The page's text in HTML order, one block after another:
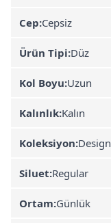
Cep:Cepsiz
Ürün Tipi:Düz
Kol Boyu:Uzun
Kalınlık:Kalın
Koleksiyon:Design
Siluet:Regular
Ortam:Günlük